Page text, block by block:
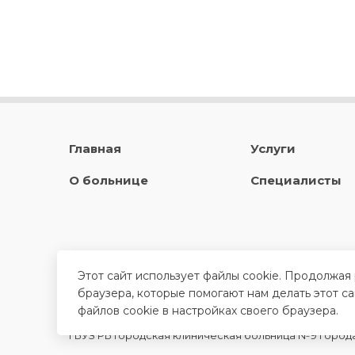
Главная
О больнице
Услуги
Специалисты
ГБУЗ РБ Городская клиническая больница №9
Этот сайт использует файлы cookie.
браузера, которые помогают нам делать этот
файлов cookie в настройках своего браузера.